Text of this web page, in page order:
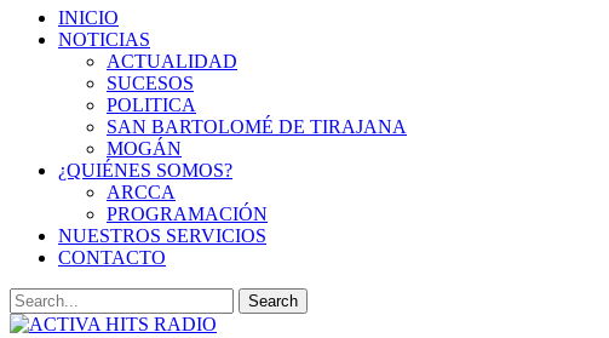
INICIO
NOTICIAS
ACTUALIDAD
SUCESOS
POLITICA
SAN BARTOLOMÉ DE TIRAJANA
MOGÁN
¿QUIÉNES SOMOS?
ARCCA
PROGRAMACIÓN
NUESTROS SERVICIOS
CONTACTO